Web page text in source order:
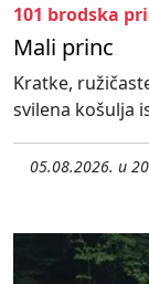
101 brodska
Mali princ
Kratke,
svilena košulja
05.08.2026. u